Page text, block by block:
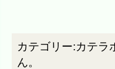
カテゴリー:カテラ
ん。